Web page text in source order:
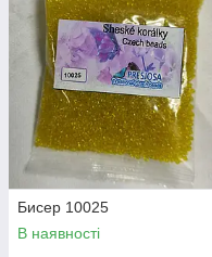
Бисер 10025
В наявності